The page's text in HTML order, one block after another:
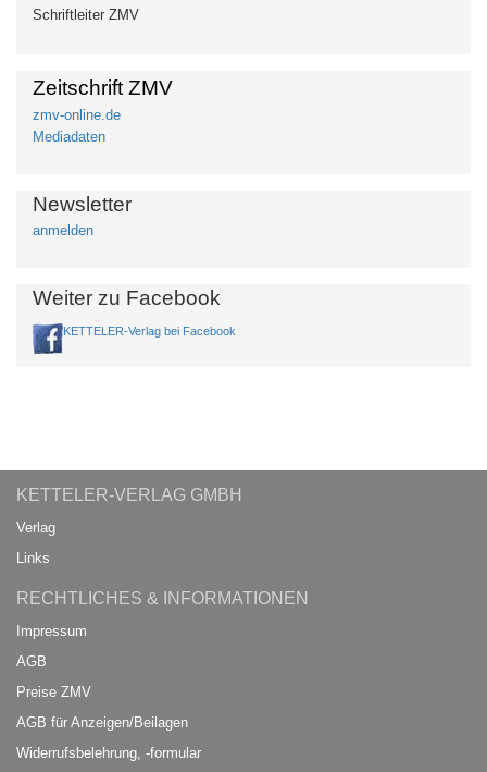
Schriftleiter ZMV
Zeitschrift ZMV
zmv-online.de
Mediadaten
Newsletter
anmelden
Weiter zu Facebook
KETTELER-Verlag bei Facebook
KETTELER-VERLAG GMBH
Verlag
Links
RECHTLICHES & INFORMATIONEN
Impressum
AGB
Preise ZMV
AGB für Anzeigen/Beilagen
Widerrufsbelehrung, -formular